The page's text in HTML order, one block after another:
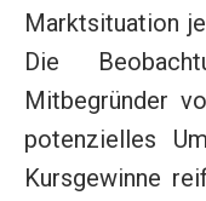
Marktsituation
Die
Mitbegründer
potenzielles
Kursgewinne